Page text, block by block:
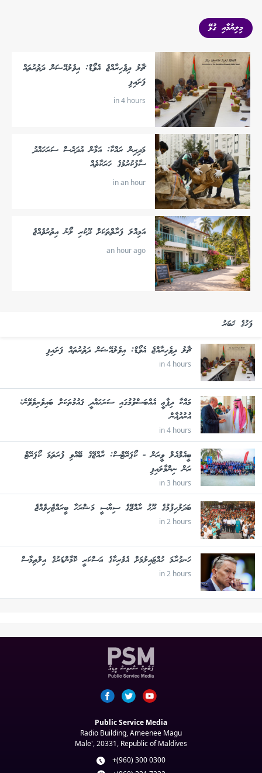
މިލިޔުމާއި ގުޅޭ
ޗާލު ދިވެހިރާއްޖެ އެވޯޑް: އިވެލުއޭޝަން ދަތުރުތައް
ފަށައިފި
in 4 hours
މަދިރިން ރައްކާ: އަމާން އުދަރެސް ސަރަހައްދު
ސާފުކުރުމުގެ ހަރަކާތެއް
in an hour
އަމިއްލަ ފަރާތްތަކަށް ދޫކުރި ލޯނު އިތުރުވެއްޖެ
an hour ago
ފަހުގެ ޚަބަރު
ޗާލު ދިވެހިރާއްޖެ އެވޯޑް: އިވެލުއޭޝަން ދަތުރުތައް ފަށައިފި
in 4 hours
މައްކާ ދިފާޢީ އެއްބަސްވުމުގައި ސަރަޙައްދީ ޤައުމުތަކަށް ބައިވެރިވެވޭނެ:
އުރުދުޣާން
in 4 hours
ބީއެމްއެލް ވީރަން - ކޯޕަރޭޓްސް: ރާއްޖޭގެ ބޭއްވި ފުރަތަމަ ކޯޕަރޭޓް
ރަން ނިންމާލައިފި
in 3 hours
ބަދަލުހިފުމުގެ ރޫޙު ރާއްޖޭގެ ސިޔާސީ މަޝްރަހާ ބީރައްޓެހިވެއްޖެ
in 2 hours
ހަނގުރާމަ ހުއްޓައިލުމަށް އެމެރިކާގެ އަސްކަރީ ކޮމާންޑަރުގެ އިލްތިމާސް
in 2 hours
Public Service Media
Radio Building, Ameenee Magu
Male', 20331, Republic of Maldives
+(960) 300 0300